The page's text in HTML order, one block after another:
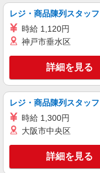
ピッ
キープ
派遣社員
LAPI-Staff株式会社 東海
お
翌6時
務
レジ・商品陳列スタッフ
時給 1,120円
神戸市垂水区
詳細を見る
レジ・商品陳列スタッフ
時給 1,300円
大阪市中央区
詳細を見る